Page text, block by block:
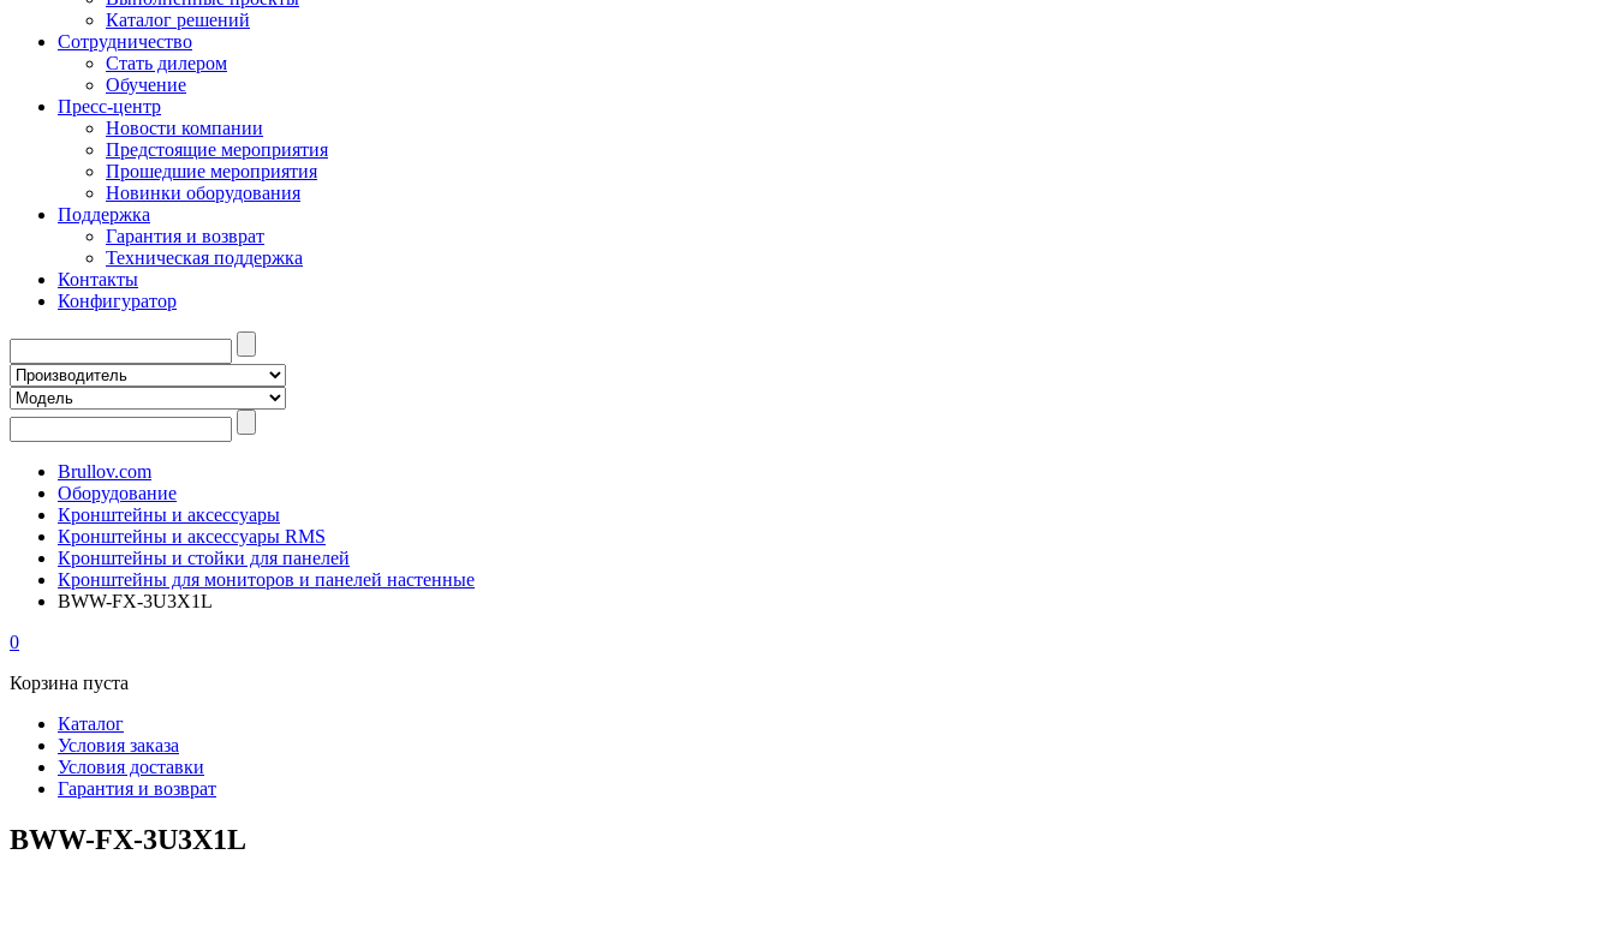
Каталог решений
Сотрудничество
Стать дилером
Обучение
Пресс-центр
Новости компании
Предстоящие мероприятия
Прошедшие мероприятия
Новинки оборудования
Поддержка
Гарантия и возврат
Техническая поддержка
Контакты
Конфигуратор
Brullov.com
Оборудование
Кронштейны и аксессуары
Кронштейны и аксессуары RMS
Кронштейны и стойки для панелей
Кронштейны для мониторов и панелей настенные
BWW-FX-3U3X1L
0
Корзина пуста
Каталог
Условия заказа
Условия доставки
Гарантия и возврат
BWW-FX-3U3X1L